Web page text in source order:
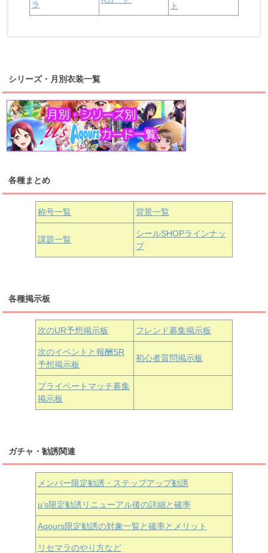
ラ ト
桜内梨子 高海千歌 渡辺曜
浦の星女学院1年生
津島善子 黒澤ルビィ
浦の星女学院3年生
黒澤ダイヤ
上原歩夢 宮下愛 優木せつ菜
虹ヶ咲学園1年生
中須かすみ 天王寺璃奈
朝香果林 近江彼方 エマ・ヴェルデ
シリーズ・月別衣装一覧
各種まとめ
称号一覧 背景一覧
課題一覧
シールSHOPラインナッ
プ
各種掲示板
次のUR予想掲示板 フレンド募集掲示板
次のイベントと報酬SR
予想掲示板
初心者質問掲示板
プライベートマッチ募集
掲示板
ガチャ・勧誘関連
メンバー限定勧誘・ステップアップ勧誘
μ’s限定勧誘リニューアル後の詳細と確率
Aqours限定勧誘の対象一覧と確率とメリット
リセマラのやり方など